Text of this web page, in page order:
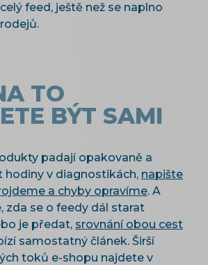
feed, ještě než se naplno
TO
BÝT SAMI
padají opakovaně a
hodiny v diagnostikách, napište
a chyby opravíme. A
zda se o feedy dál starat
je předat, srovnání obou cest
samostatný článek. Širší
toků e-shopu najdete v